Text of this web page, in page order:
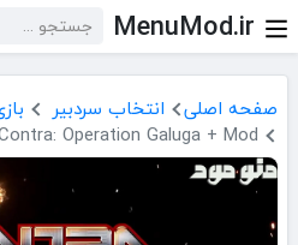
MenuMod.ir
صفحه اصلی انتخاب سردبیر
Operation Galuga + Mod